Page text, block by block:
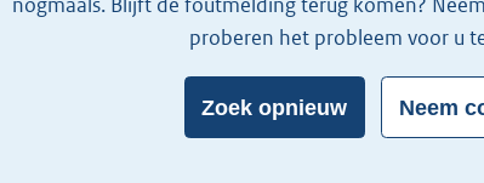
proberen het probleem voor u
Zoek opnieuw Neem